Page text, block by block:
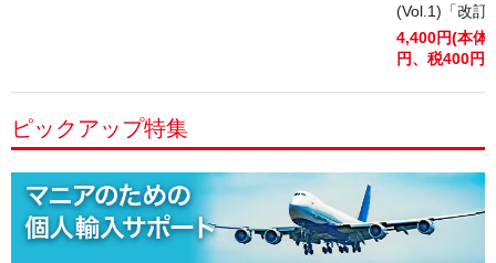
(Vol.1)「改訂
4,400円(本体
円、税400円)
ピックアップ特集